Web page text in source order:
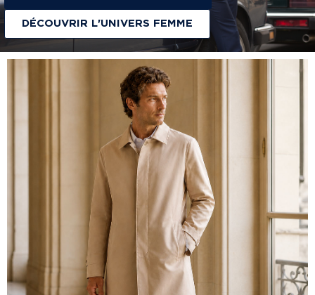
DÉCOUVRIR L'UNIVERS FEMME